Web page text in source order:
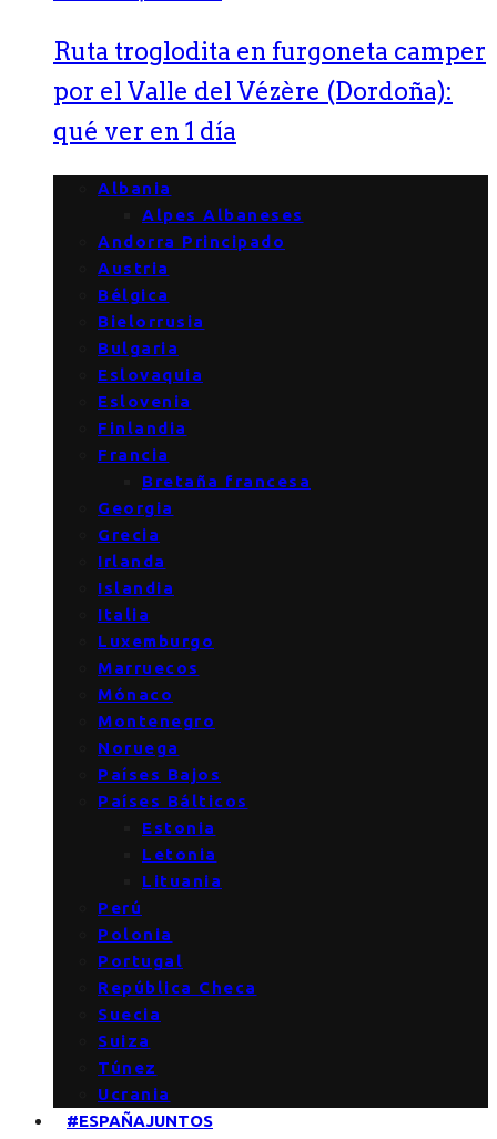
Ruta troglodita en furgoneta camper
por el Valle del Vézère (Dordoña):
qué ver en 1 día
Albania
Alpes Albaneses
Andorra Principado
Austria
Bélgica
Bielorrusia
Bulgaria
Eslovaquia
Eslovenia
Finlandia
Francia
Bretaña francesa
Georgia
Grecia
Irlanda
Islandia
Italia
Luxemburgo
Marruecos
Mónaco
Montenegro
Noruega
Países Bajos
Países Bálticos
Estonia
Letonia
Lituania
Perú
Polonia
Portugal
República Checa
Suecia
Suiza
Túnez
Ucrania
#ESPAÑAJUNTOS